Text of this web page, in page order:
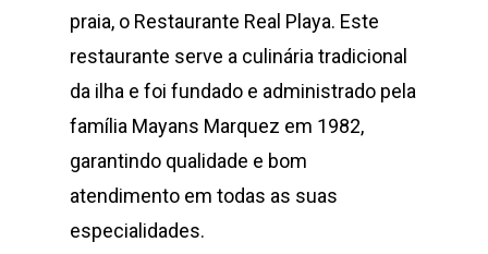
praia, o Restaurante Real Playa. Este
restaurante serve a culinária tradicional
da ilha e foi fundado e administrado pela
família Mayans Marquez em 1982,
garantindo qualidade e bom
atendimento em todas as suas
especialidades.